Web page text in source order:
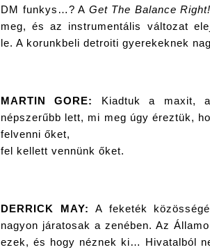
DM funkys…? A Get The Balance
meg, és az instrumentális változat
le. A korunkbeli detroiti gyerekeknek
MARTIN GORE:
Kiadtuk a maxit,
népszerűbb lett, mi meg úgy éreztük,
felvenni őket,
fel kellett vennünk őket.
DERRICK MAY:A feketék
nagyon járatosak a zenében. Az
ezek, és hogy néznek ki… Hivatalból